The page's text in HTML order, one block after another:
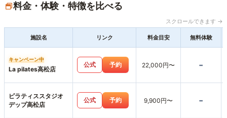
料金・体験・特徴を比べる
スクロールできます →
施設名 リンク 料金目安 無料体験
キャンペーン中
La pilates高松店
公式 予約 22,000円〜 -
ピラティススタジオ
デップ高松店
公式 予約 9,900円〜 -